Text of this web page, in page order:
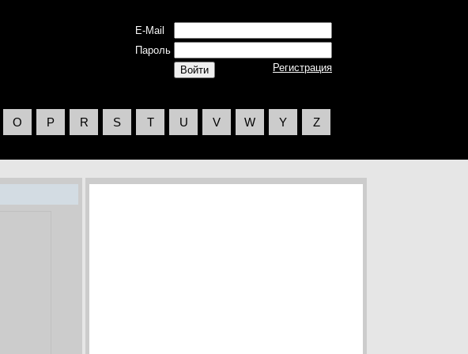
E-Mail
Пароль
Регистрация
O P R S T U V W Y Z